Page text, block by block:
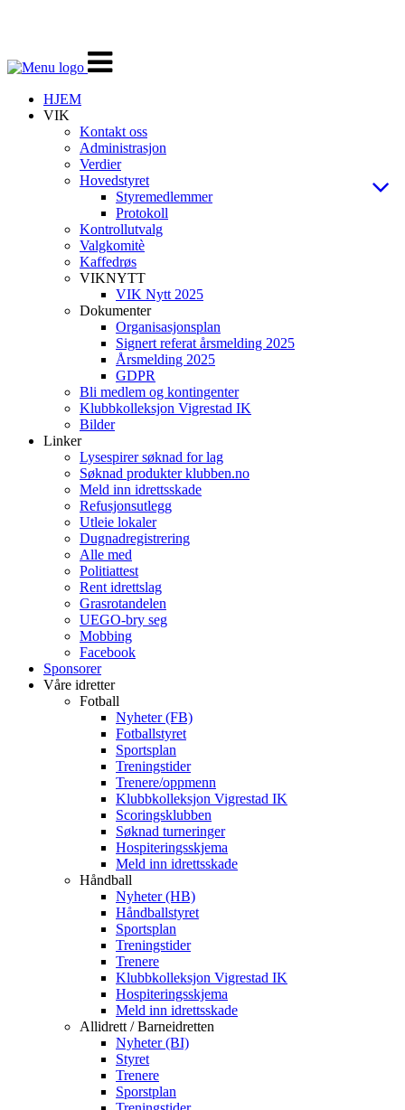
Veksle
navigasjon
HJEM
VIK
Kontakt oss
Administrasjon
Verdier
Hovedstyret
Styremedlemmer
Protokoll
Kontrollutvalg
Valgkomitè
Kaffedrøs
VIKNYTT
VIK Nytt 2025
Dokumenter
Organisasjonsplan
Signert referat årsmelding 2025
Årsmelding 2025
GDPR
Bli medlem og kontingenter
Klubbkolleksjon Vigrestad IK
Bilder
Linker
Lysespirer søknad for lag
Søknad produkter klubben.no
Meld inn idrettsskade
Refusjonsutlegg
Utleie lokaler
Dugnadregistrering
Alle med
Politiattest
Rent idrettslag
Grasrotandelen
UEGO-bry seg
Mobbing
Facebook
Sponsorer
Våre idretter
Fotball
Nyheter (FB)
Fotballstyret
Sportsplan
Treningstider
Trenere/oppmenn
Klubbkolleksjon Vigrestad IK
Scoringsklubben
Søknad turneringer
Hospiteringsskjema
Meld inn idrettsskade
Håndball
Nyheter (HB)
Håndballstyret
Sportsplan
Treningstider
Trenere
Klubbkolleksjon Vigrestad IK
Hospiteringsskjema
Meld inn idrettsskade
Allidrett / Barneidretten
Nyheter (BI)
Styret
Trenere
Sporstplan